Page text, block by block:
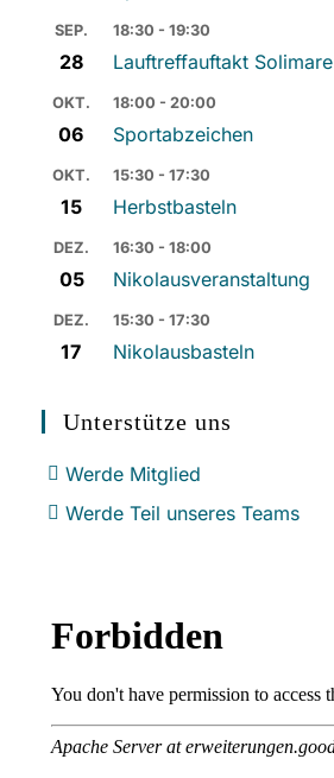
SEP.
28
18:30 - 19:30
Lauftreffauftakt Solimare
OKT.
06
18:00 - 20:00
Sportabzeichen
OKT.
15
15:30 - 17:30
Herbstbasteln
DEZ.
05
16:30 - 18:00
Nikolausveranstaltung
DEZ.
17
15:30 - 17:30
Nikolausbasteln
Unterstütze uns
Werde Mitglied
Werde Teil unseres Teams